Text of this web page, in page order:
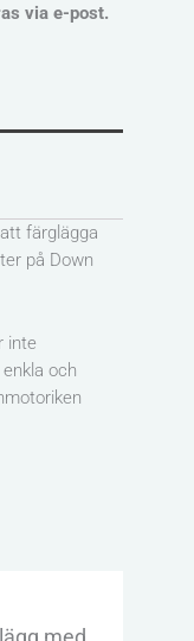
via e-post.
färglägga
på Down
inte
och